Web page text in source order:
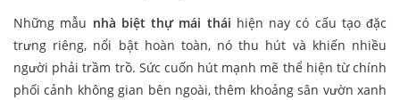
Những mẫu nhà biệt thự mái thái hiện nay có cấu tạo đặc
trưng riêng, nổi bật hoàn toàn, nó thu hút và khiến nhiều
người phải trầm trồ. Sức cuốn hút mạnh mẽ thể hiện từ chính
phối cảnh không gian bên ngoài, thêm khoảng sân vườn xanh